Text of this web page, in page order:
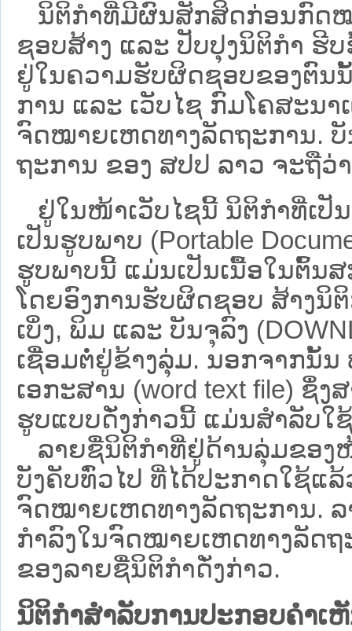
ນິ​ຕິ​ກຳ​ທີ່​ມີ​ຜົນ​ສັກ​ສິດ​ກ່ອນ​ກົດ​ໝ
ຊອບ​ສ້າງ ແລະ ປັບ​ປຸງນິ​ຕິ​ກຳ ຮີ
ຢູ່ໃນຄວາມຮັບຜິດຊອບຂອງຕົນ
ການ ແລະ ເວັບໄຊ​ ກົມໂຄສະນ
ຈົດໝາຍເຫດທາງລັດຖະການ.
ຖະ​ການ ຂອງ ສປ​ປ ລາວ ​ຈະຖື​
ຢູ່ໃນໜ້າ​ເວັບ​ໄຊ​ນີ້ ນິຕິກຳທີ່ເປັ
ເປັນຮູບພາບ (Portable
ຮູບພາບນີ້ ແມ່ນເປັນເນື້ອໃນຕົ້ນ
ໂດຍອົງການຮັບຜິດຊອບ ສ້າງນິ
ເບິ່ງ, ພິມ ແລະ ບັນຈຸລົງ
ເຊື່ອມຕໍ່ຢູ່ຂ້າງລຸ່ມ. ນອກຈາກນັ້ນ
ເອກະສານ (word text file) ຊຶ່
ຮູບແບບດັ່ງກ່າວນີ້ ແມ່ນສຳລັບໃ
ລາຍຊື່ນິຕິກຳທີ່ຢູ່ດ້ານລຸ່ມຂອງ
ບັງຄັບທົ່ວໄປ ທີ່ໄດ້ປະກາດໃຊ້ແ
ຈົດໝາຍເຫດທາງລັດຖະການ.
ກຳລົງໃນຈົດໝາຍເຫດທາງລັດ
ຂອງລາຍຊື່ນິຕິກໍາດັ່ງກ່າວ.
ນິຕິກຳສຳລັບການປະກອບຄຳເ